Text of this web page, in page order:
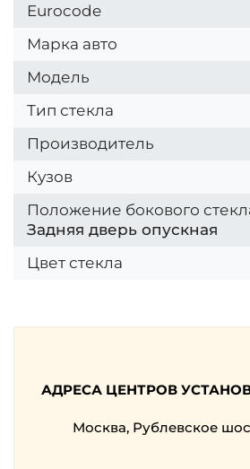
Eurocode
Марка авто
Модель
Тип стекла
Производитель
Кузов
Положение бокового
Задняя дверь опускная
Цвет стекла
АДРЕСА ЦЕНТРОВ
Москва, Рублевское